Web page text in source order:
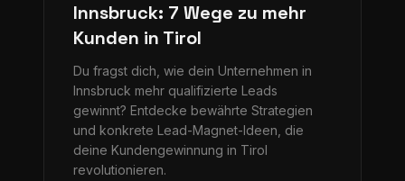
Innsbruck: 7 Wege zu mehr
Kunden in Tirol
Du fragst dich, wie dein Unternehmen in
Innsbruck mehr qualifizierte Leads
gewinnt? Entdecke bewährte Strategien
und konkrete Lead-Magnet-Ideen, die
deine Kundengewinnung in Tirol
revolutionieren.